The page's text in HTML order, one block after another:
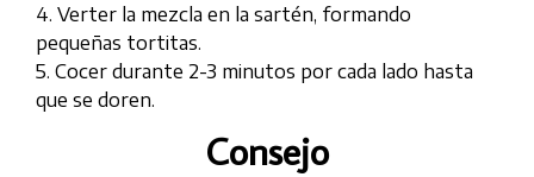
4. Verter la mezcla en la sartén, formando
pequeñas tortitas.
5. Cocer durante 2-3 minutos por cada lado hasta
que se doren.
Consejo